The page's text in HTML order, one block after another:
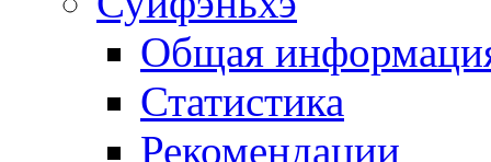
Общая
Статистика
Рекомендации